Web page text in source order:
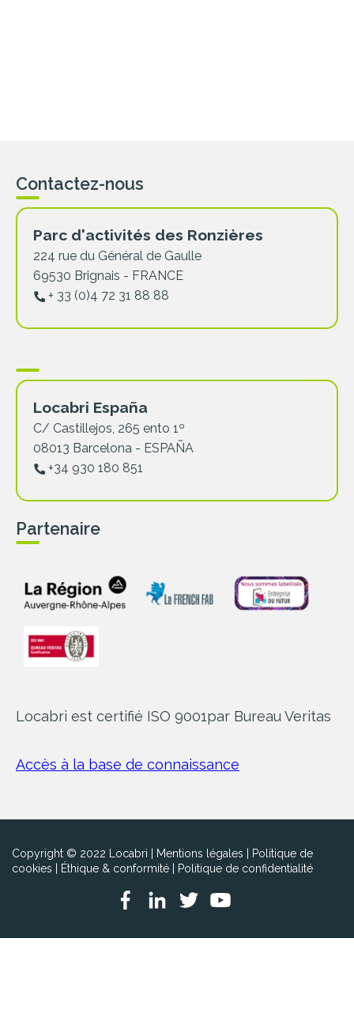
Contactez-nous
Parc d'activités des Ronzières
224 rue du Général de Gaulle
69530 Brignais - FRANCE
+ 33 (0)4 72 31 88 88
Locabri España
C/ Castillejos, 265 ento 1º
08013 Barcelona - ESPAÑA
+34 930 180 851
Partenaire
Locabri est certifié ISO 9001par Bureau Veritas
Accès à la base de connaissance
Copyright © 2022 Locabri | Mentions légales
Politique de
cookies
Éthique & conformité Politique de confidentialité